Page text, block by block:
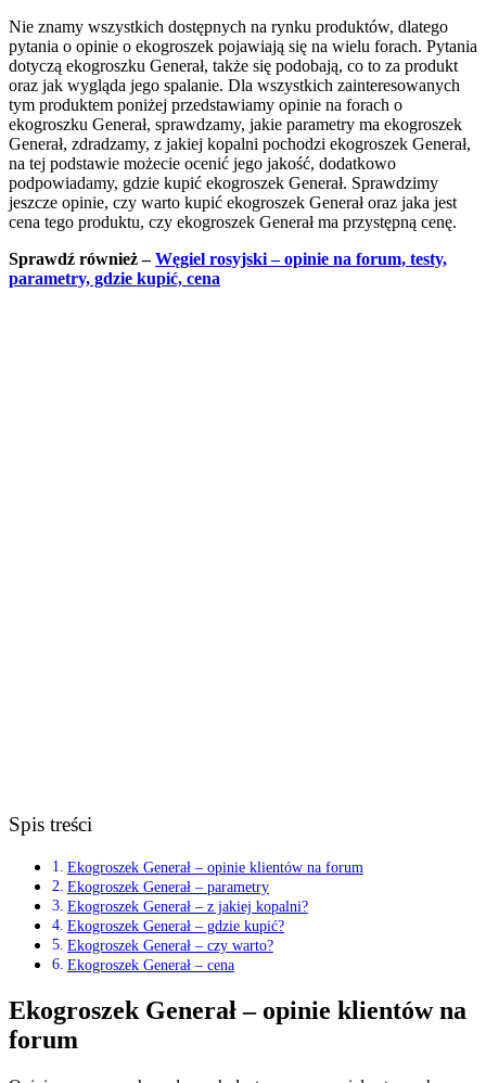
Nie znamy wszystkich dostępnych na rynku produktów, dlatego
pytania o opinie o ekogroszek pojawiają się na wielu forach. Pytania
dotyczą ekogroszku Generał, także się podobają, co to za produkt
oraz jak wygląda jego spalanie. Dla wszystkich zainteresowanych
tym produktem poniżej przedstawiamy opinie na forach o
ekogroszku Generał, sprawdzamy, jakie parametry ma ekogroszek
Generał, zdradzamy, z jakiej kopalni pochodzi ekogroszek Generał,
na tej podstawie możecie ocenić jego jakość, dodatkowo
podpowiadamy, gdzie kupić ekogroszek Generał. Sprawdzimy
jeszcze opinie, czy warto kupić ekogroszek Generał oraz jaka jest
cena tego produktu, czy ekogroszek Generał ma przystępną cenę.
Sprawdź również –Węgiel rosyjski – opinie na forum, testy,
parametry, gdzie kupić, cena
Spis treści
Ekogroszek Generał – opinie klientów na forum
Ekogroszek Generał – parametry
Ekogroszek Generał – z jakiej kopalni?
Ekogroszek Generał – gdzie kupić?
Ekogroszek Generał – czy warto?
Ekogroszek Generał – cena
Ekogroszek Generał – opinie klientów na
forum